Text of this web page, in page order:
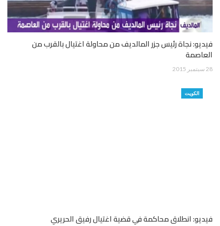
فيديو: نجاة رئيس جزر المالديف من محاولة اغتيال بالقرب من
العاصمة
28 سبتمبر 2015
الكويت
فيديو: انطلاق محاكمة في قضية اغتيال رفيق الحريري